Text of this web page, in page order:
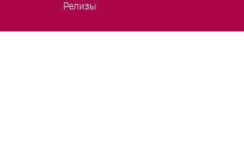
Релизы